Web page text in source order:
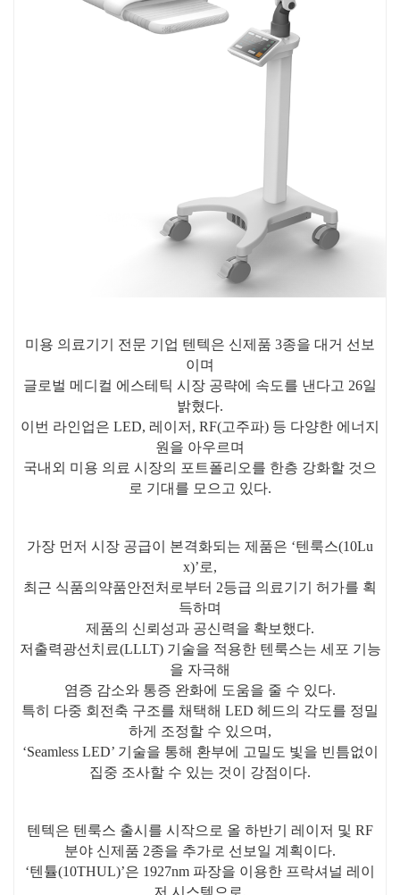
미용 의료기기 전문 기업 텐텍은 신제품 3종을 대거 선보
이며
글로벌 메디컬 에스테틱 시장 공략에 속도를 낸다고 26일
밝혔다.
이번 라인업은 LED, 레이저, RF(고주파) 등 다양한 에너지
원을 아우르며
국내외 미용 의료 시장의 포트폴리오를 한층 강화할 것으
로 기대를 모으고 있다.
가장 먼저 시장 공급이 본격화되는 제품은 ‘텐룩스(10Lu
x)’로,
최근 식품의약품안전처로부터 2등급 의료기기 허가를 획
득하며
제품의 신뢰성과 공신력을 확보했다.
저출력광선치료(LLLT) 기술을 적용한 텐룩스는 세포 기능
을 자극해
염증 감소와 통증 완화에 도움을 줄 수 있다.
특히 다중 회전축 구조를 채택해 LED 헤드의 각도를 정밀
하게 조정할 수 있으며,
‘Seamless LED’ 기술을 통해 환부에 고밀도 빛을 빈틈없이
집중 조사할 수 있는 것이 강점이다.
텐텍은 텐룩스 출시를 시작으로 올 하반기 레이저 및 RF
분야 신제품 2종을 추가로 선보일 계획이다.
‘텐튤(10THUL)’은 1927nm 파장을 이용한 프락셔널 레이